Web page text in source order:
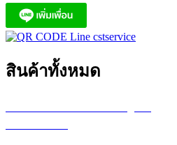
สินค้าทั้งหมด